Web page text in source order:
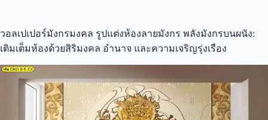
วอลเปเปอร์มังกรมงคล รูปแต่งห้องลายมังกร พลังมังกรบนผนัง:
เติมเต็มห้องด้วยสิริมงคล อำนาจ และความเจริญรุ่งเรือง